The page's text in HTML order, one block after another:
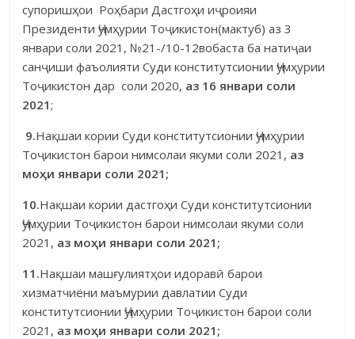
супоришҳои Роҳбари Дастгоҳи иҷроияи
Президенти Ҷумҳурии Тоҷикистон(мактуб) аз 3
январи соли 2021, №21-/10-12вобаста ба натиҷаи
санҷиши фаъолияти Суди конститутсионии Ҷумҳурии
Тоҷикистон дар соли 2020, аз 16 январи соли
2021;
9.Нақшаи кории Суди конститутсионии Ҷумҳурии
Тоҷи­кистон барои нимсолаи якуми соли 2021, аз
моҳи январи соли 2021;
10.Нақшаи кории дастгоҳи Суди конститутсионии
Ҷумҳурии Тоҷикистон барои нимсолаи якуми соли
2021, аз моҳи январи соли 2021;
11.Нақшаи машғулиятҳои идоравӣ барои
хизматчиёни маъмурии давлатии Суди
конститутсионии Ҷумҳурии Тоҷикистон барои соли
2021, аз моҳи январи соли 2021;